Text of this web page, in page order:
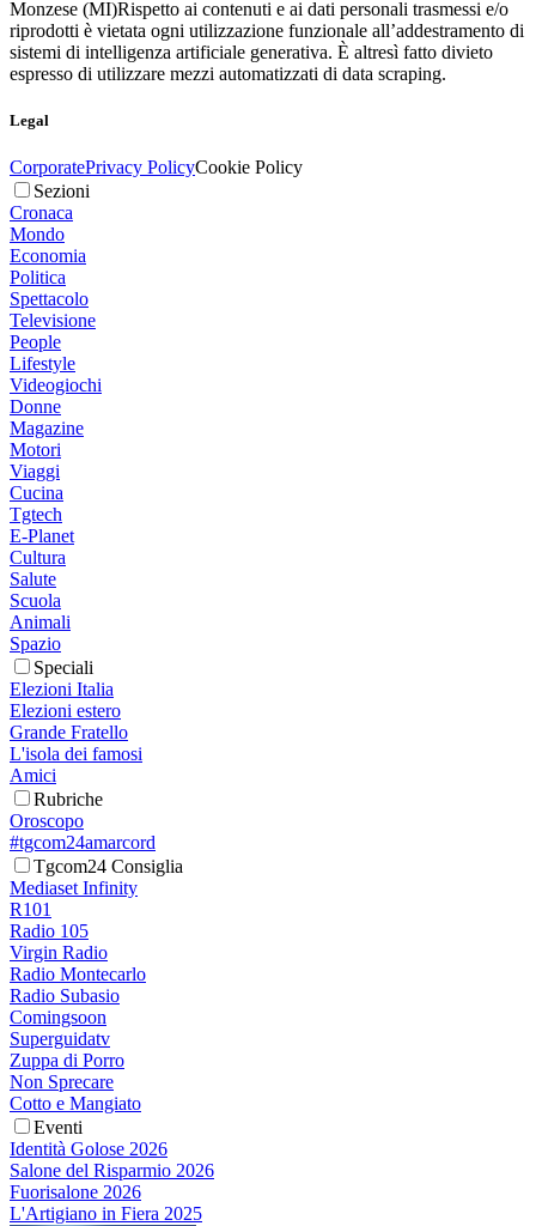
Monzese (MI)Rispetto ai contenuti e ai dati personali trasmessi e/o
riprodotti è vietata ogni utilizzazione funzionale all’addestramento di
sistemi di intelligenza artificiale generativa. È altresì fatto divieto
espresso di utilizzare mezzi automatizzati di data scraping.
Legal
CorporatePrivacy PolicyCookie Policy
Sezioni
Cronaca
Mondo
Economia
Politica
Spettacolo
Televisione
People
Lifestyle
Videogiochi
Donne
Magazine
Motori
Viaggi
Cucina
Tgtech
E-Planet
Cultura
Salute
Scuola
Animali
Spazio
Speciali
Elezioni Italia
Elezioni estero
Grande Fratello
L'isola dei famosi
Amici
Rubriche
Oroscopo
#tgcom24amarcord
Tgcom24 Consiglia
Mediaset Infinity
R101
Radio 105
Virgin Radio
Radio Montecarlo
Radio Subasio
Comingsoon
Superguidatv
Zuppa di Porro
Non Sprecare
Cotto e Mangiato
Eventi
Identità Golose 2026
Salone del Risparmio 2026
Fuorisalone 2026
L'Artigiano in Fiera 2025